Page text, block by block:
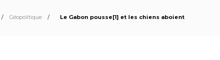
Géopolitique Le Gabon pousse[1] et les chiens aboient